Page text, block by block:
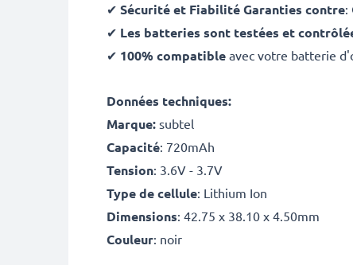
✔ Sécurité et Fiabilité Garanties contre:
✔ Les batteries sont testées et
✔ 100% compatible avec votre batterie
Données techniques:
Marque: subtel
Capacité: 720mAh
Tension: 3.6V - 3.7V
Type de cellule: Lithium Ion
Dimensions: 42.75 x 38.10 x 4.50mm
Couleur: noir